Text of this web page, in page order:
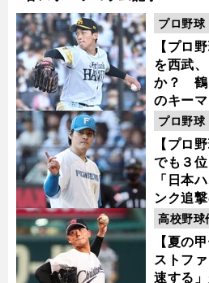
【プロ
を西武
か？ 鶴
のキー
プロ野球
【プロ
でも３
「日本
ンク追
プロ野球
【夏の
ストフ
速する
高校野球